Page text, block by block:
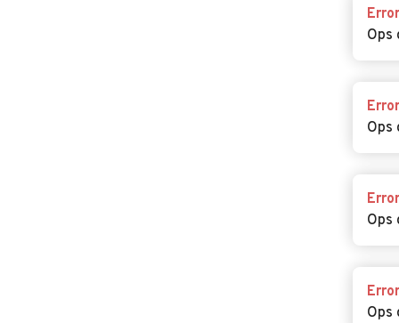
Error
Ops
Error
Ops
Error
Ops
Error
Ops